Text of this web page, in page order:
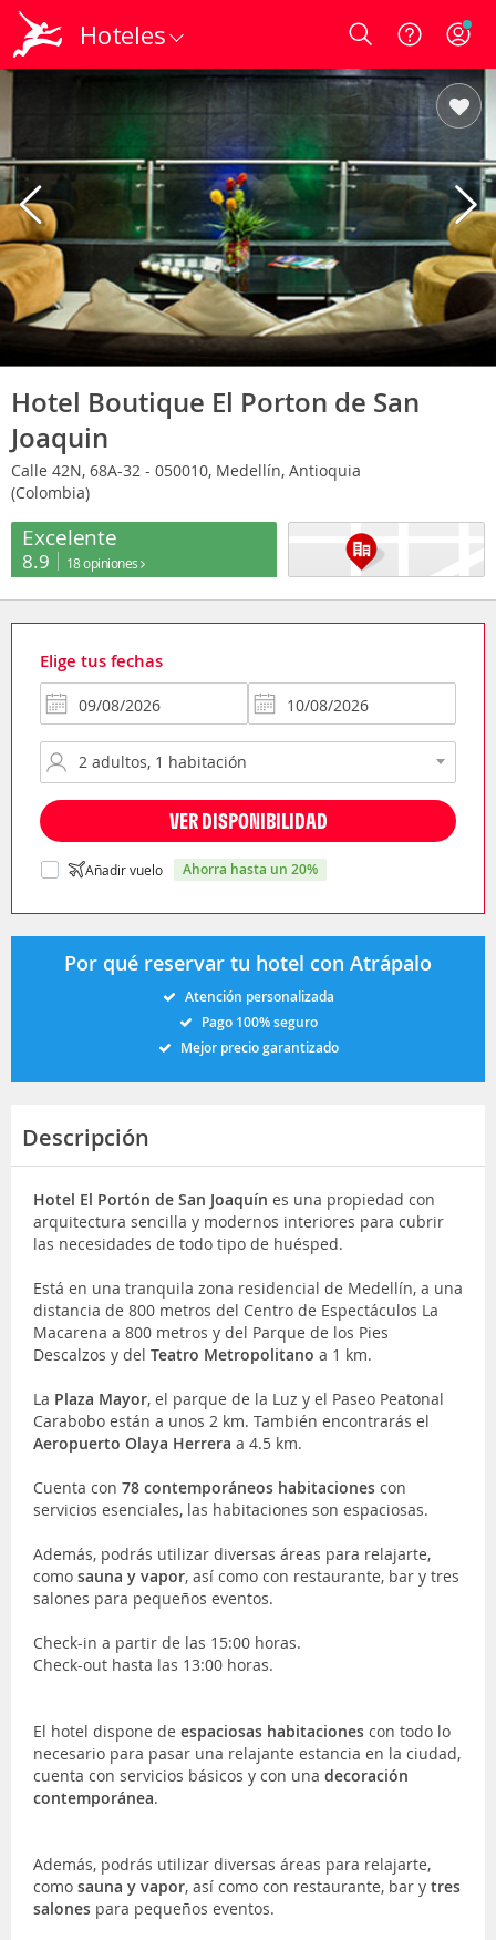
Hoteles Login
Hotel Boutique El Porton de San
Joaquin
Calle 42N, 68A-32 - 050010, Medellín, Antioquia
(Colombia)
Excelente
8.9 18 opiniones
Elige tus fechas
VER DISPONIBILIDAD
Añadir vuelo ahorra hasta un 20%
Por qué reservar tu hotel con Atrápalo
Atención personalizada
Pago 100% seguro
Mejor precio garantizado
Descripción
Hotel El Portón de San Joaquín es una propiedad con
arquitectura sencilla y modernos interiores para cubrir
las necesidades de todo tipo de huésped.
Está en una tranquila zona residencial de Medellín, a una
distancia de 800 metros del Centro de Espectáculos La
Macarena a 800 metros y del Parque de los Pies
Descalzos y del Teatro Metropolitano a 1 km.
La Plaza Mayor, el parque de la Luz y el Paseo Peatonal
Carabobo están a unos 2 km. También encontrarás el
Aeropuerto Olaya Herrera a 4.5 km.
Cuenta con 78 contemporáneos habitaciones con
servicios esenciales, las habitaciones son espaciosas.
Además, podrás utilizar diversas áreas para relajarte,
como sauna y vapor, así como con restaurante, bar y tres
salones para pequeños eventos.
Check-in a partir de las 15:00 horas.
Check-out hasta las 13:00 horas.
El hotel dispone de espaciosas habitaciones con todo lo
necesario para pasar una relajante estancia en la ciudad,
cuenta con servicios básicos y con una decoración
contemporánea.
Además, podrás utilizar diversas áreas para relajarte,
como sauna y vapor, así como con restaurante, bar y tres
salones para pequeños eventos.